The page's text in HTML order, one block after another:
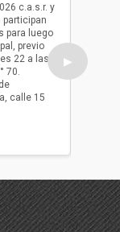
c.a.s.r. y
participan
para luego
previo
22 a las
70.
calle 15
ser
oficio
▶